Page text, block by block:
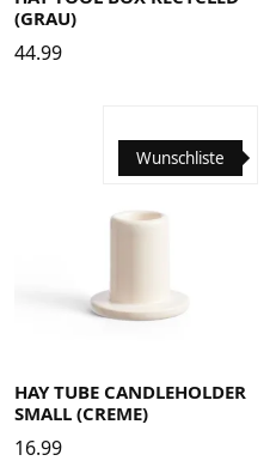
(GRAU)
44.99
Wunschliste
HAY TUBE CANDLEHOLDER
SMALL (CREME)
16.99